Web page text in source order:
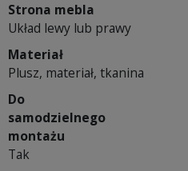
Strona mebla
Układ lewy lub prawy
Materiał
Plusz, materiał, tkanina
Do
samodzielnego
montażu
Tak